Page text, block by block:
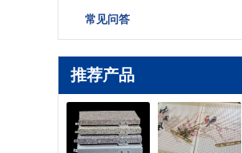
常见问答
推荐产品